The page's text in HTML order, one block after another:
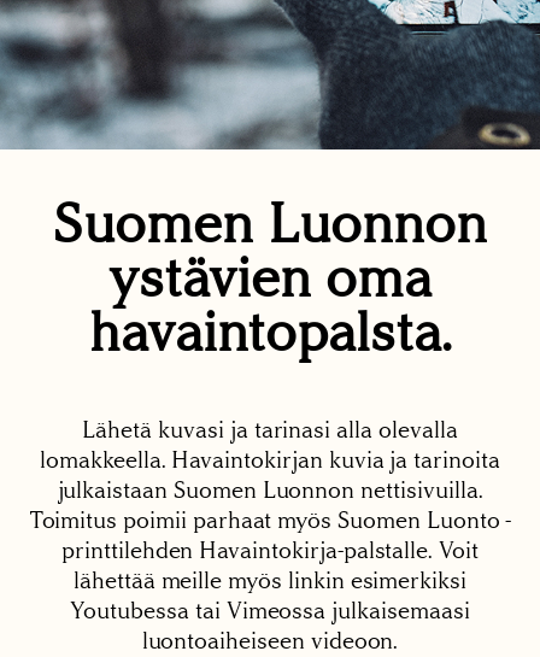
Suomen Luonnon
ystävien oma
havaintopalsta.
Lähetä kuvasi ja tarinasi alla olevalla
lomakkeella. Havaintokirjan kuvia ja tarinoita
julkaistaan Suomen Luonnon nettisivuilla.
Toimitus poimii parhaat myös Suomen Luonto -
printtilehden Havaintokirja-palstalle. Voit
lähettää meille myös linkin esimerkiksi
Youtubessa tai Vimeossa julkaisemaasi
luontoaiheiseen videoon.